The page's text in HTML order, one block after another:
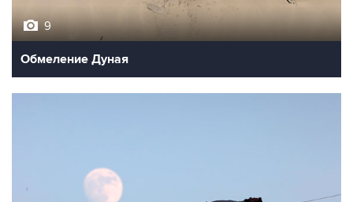
9
Обмеление Дуная